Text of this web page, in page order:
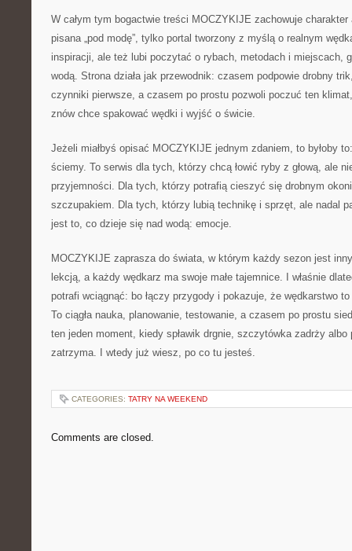
W całym tym bogactwie treści MOCZYKIJE zachowuje
pisana „pod modę”, tylko portal tworzony z myślą o realnym
inspiracji, ale też lubi poczytać o rybach, metodach i miejscach,
wodą. Strona działa jak przewodnik: czasem podpowie drobny
czynniki pierwsze, a czasem po prostu pozwoli poczuć ten
znów chce spakować wędki i wyjść o świcie.
Jeżeli miałbyś opisać MOCZYKIJE jednym zdaniem, to byłoby
ściemy. To serwis dla tych, którzy chcą łowić ryby z głową, ale
przyjemności. Dla tych, którzy potrafią cieszyć się drobnym
szczupakiem. Dla tych, którzy lubią technikę i sprzęt, ale nadal
jest to, co dzieje się nad wodą: emocje.
MOCZYKIJE zaprasza do świata, w którym każdy sezon jest
lekcją, a każdy wędkarz ma swoje małe tajemnice. I właśnie
potrafi wciągnąć: bo łączy przygody i pokazuje, że wędkarstwo
To ciągła nauka, planowanie, testowanie, a czasem po prostu
ten jeden moment, kiedy spławik drgnie, szczytówka zadrży albo
zatrzyma. I wtedy już wiesz, po co tu jesteś.
CATEGORIES: TATRY NA WEEKEND
Comments are closed.